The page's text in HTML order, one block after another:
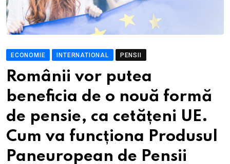
ECONOMIE INTERNATIONAL PENSII
Românii vor putea
beneficia de o nouă formă
de pensie, ca cetățeni UE.
Cum va funcționa Produsul
Paneuropean de Pensii